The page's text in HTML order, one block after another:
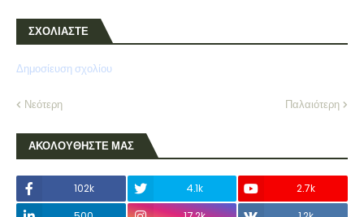
ΣΧΟΛΙΑΣΤΕ
Δημοσίευση σχολίου
Νεότερη Παλαιότερη
ΑΚΟΛΟΥΘΗΣΤΕ ΜΑΣ
102k 4.1k
2.7k